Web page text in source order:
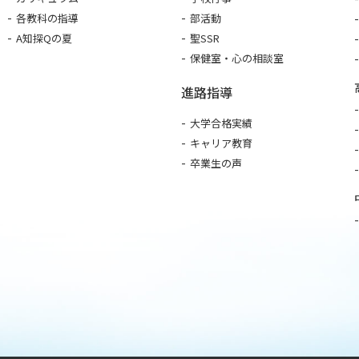
各教科の指導
A知探Qの夏
部活動
聖SSR
保健室・心の相談室
進路指導
大学合格実績
キャリア教育
卒業生の声